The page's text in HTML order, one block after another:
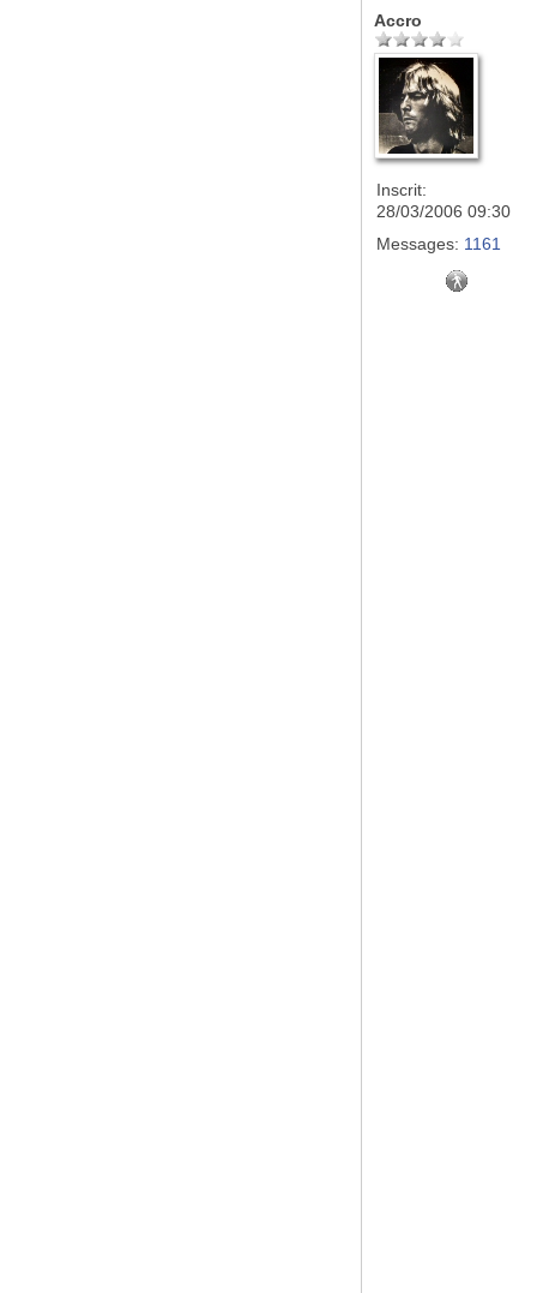
Accro
Inscrit:
28/03/2006 09:30
Messages: 1161